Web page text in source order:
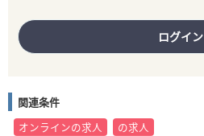
ログイン
関連条件
オンラインの求人
の求人